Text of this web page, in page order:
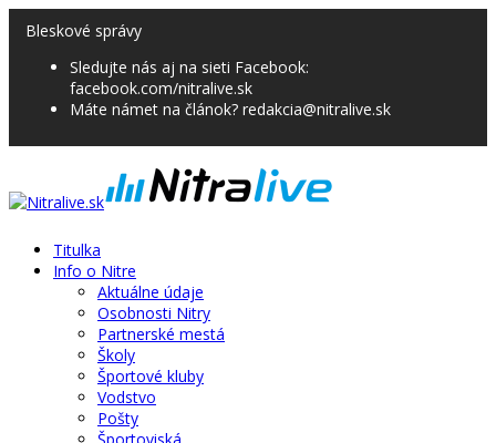
Bleskové správy
Sledujte nás aj na sieti Facebook:
facebook.com/nitralive.sk
Máte námet na článok? redakcia@nitralive.sk
Titulka
Info o Nitre
Aktuálne údaje
Osobnosti Nitry
Partnerské mestá
Školy
Športové kluby
Vodstvo
Pošty